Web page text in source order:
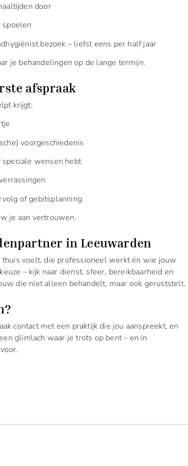
door
bezoek – liefst eens per half jaar
je behandelingen op de lange termijn.
afspraak
krijgt:
voorgeschiedenis
wensen hebt
of gebitsplanning
je aan vertrouwen.
in Leeuwarden
thuis voelt, die professioneel werkt én wie jouw
– kijk naar dienst, sfeer, bereikbaarheid en
die niet alleen behandelt, maar ook geruststelt.
contact met een praktijk die jou aanspreekt, en
glimlach waar je trots op bent – en in